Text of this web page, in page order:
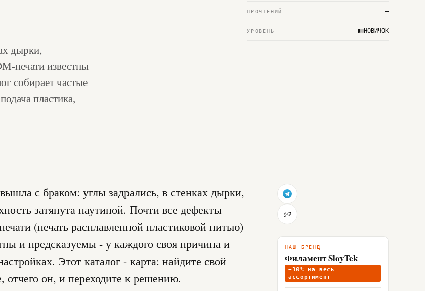
дырки,
печати известны
собирает частые
пластика,
ПРОЧТЕНИЙ —
УРОВЕНЬ НОВИЧОК
с браком: углы задрались, в стенках дырки,
затянута паутиной. Почти все дефекты
(печать расплавленной пластиковой нитью)
и предсказуемы - у каждого своя причина и
Этот каталог - карта: найдите свой
отчего он, и переходите к решению.
НАШ БРЕНД
Филамент SloyTek
−30% на весь
ассортимент